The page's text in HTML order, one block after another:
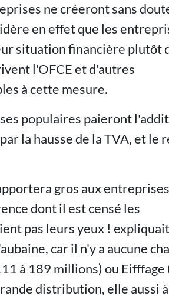
ne créeront sans
en effet que les
situation financière plutôt
l'OFCE et d'autres
à cette mesure.
populaires paieront
la hausse de la TVA, et le
gros aux
dont il est censé les
pas leurs yeux !
car il n'y a aucune
à 189 millions) ou Eifffage
distribution, elle aussi à